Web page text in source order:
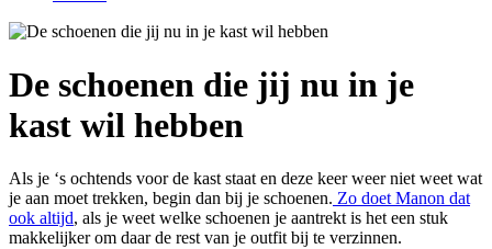
De schoenen die jij nu in je
kast wil hebben
Als je ‘s ochtends voor de kast staat en deze keer weer niet weet wat
je aan moet trekken, begin dan bij je schoenen. Zo doet Manon dat
ook altijd, als je weet welke schoenen je aantrekt is het een stuk
makkelijker om daar de rest van je outfit bij te verzinnen.